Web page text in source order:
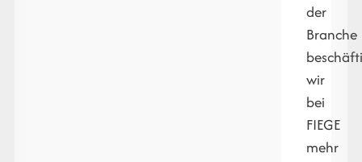
der
Branche
wir
bei
FIEGE
mehr